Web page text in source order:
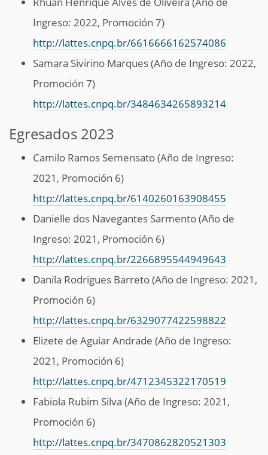
Ingreso: 2022, Promoción 7)
http://lattes.cnpq.br/6616666162574086
Samara Sivirino Marques (Año de Ingreso: 2022,
Promoción 7)
http://lattes.cnpq.br/3484634265893214
Egresados 2023
Camilo Ramos Semensato (Año de Ingreso:
2021, Promoción 6)
http://lattes.cnpq.br/6140260163908455
Danielle dos Navegantes Sarmento (Año de
Ingreso: 2021, Promoción 6)
http://lattes.cnpq.br/2266895544949643
Danila Rodrigues Barreto (Año de Ingreso: 2021,
Promoción 6)
http://lattes.cnpq.br/6329077422598822
Elizete de Aguiar Andrade (Año de Ingreso:
2021, Promoción 6)
http://lattes.cnpq.br/4712345322170519
Fabiola Rubim Silva (Año de Ingreso: 2021,
Promoción 6)
http://lattes.cnpq.br/3470862820521303